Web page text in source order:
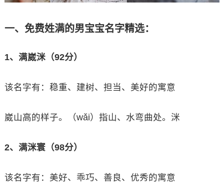
一、免费姓满的男宝宝名字精选：
1、满崴洣（92分）
该名字有：稳重、建树、担当、美好的寓意
崴山高的样子。（wǎi）指山、水弯曲处。洣
2、满洣寰（98分）
该名字有：美好、乖巧、善良、优秀的寓意